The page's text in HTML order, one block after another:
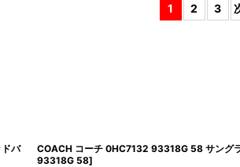
1 2 3
バ
COACH コーチ 0HC7132 93318G 58 サング
93318G 58]